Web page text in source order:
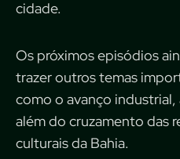
cidade.
Os próximos episódios
trazer outros temas
como o avanço
além do cruzamento das
culturais da Bahia.